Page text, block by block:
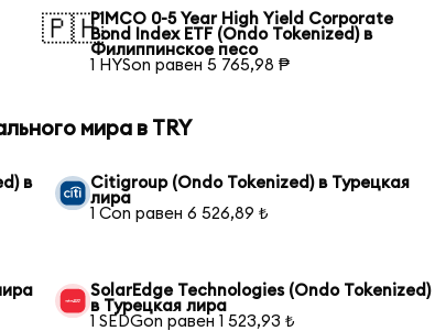
🇵🇭PIMCO 0-5 Year High Yield Corporate
Bond Index ETF (Ondo Tokenized) в
Филиппинское песо
1 HYSon равен 5 765,98 ₱
мира в TRY
в
Citigroup (Ondo Tokenized) в Турецкая
лира
1 Con равен 6 526,89 ₺
SolarEdge Technologies (Ondo Tokenized)
в Турецкая лира
1 SEDGon равен 1 523,93 ₺